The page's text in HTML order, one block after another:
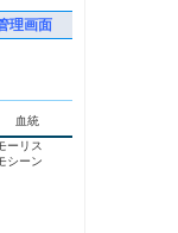
理画面
血統
ーリス
シーン